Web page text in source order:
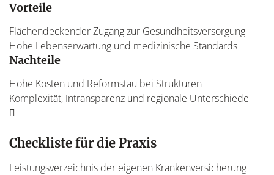
Vorteile
Flächendeckender Zugang zur Gesundheitsversorgung
Hohe Lebenserwartung und medizinische Standards
Nachteile
Hohe Kosten und Reformstau bei Strukturen
Komplexität, Intransparenz und regionale Unterschiede
Checkliste für die Praxis
Leistungsverzeichnis der eigenen Krankenversicherung